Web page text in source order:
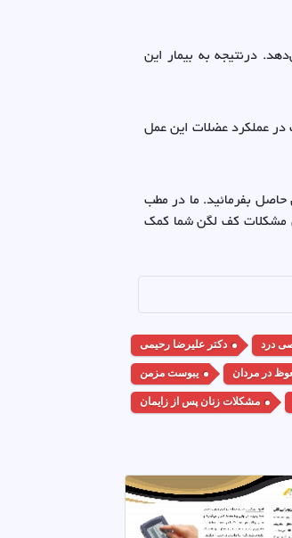
درنتیجه به بیمار این
در صورت مشاهده پیشرفت در عملکرد عضلات این عمل
بفرمائید. ما در مطب
مشکلات کف لگن شما کمک
دکتر علیرضا رحیمی درد
یبوست مزمن در مردان
مشکلات زنان پس از زایمان